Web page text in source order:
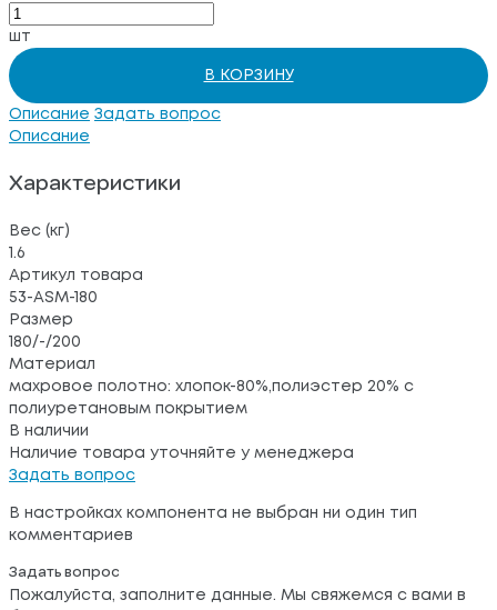
шт
В КОРЗИНУ
Описание Задать вопрос
Описание
Характеристики
Вес (кг)
1.6
Артикул товара
53-ASM-180
Размер
180/-/200
Материал
махровое полотно: хлопок-80%,полиэстер 20% с
полиуретановым покрытием
В наличии
Наличие товара уточняйте у менеджера
Задать вопрос
В настройках компонента не выбран ни один тип
комментариев
Задать вопрос
Пожалуйста, заполните данные. Мы свяжемся с вами в